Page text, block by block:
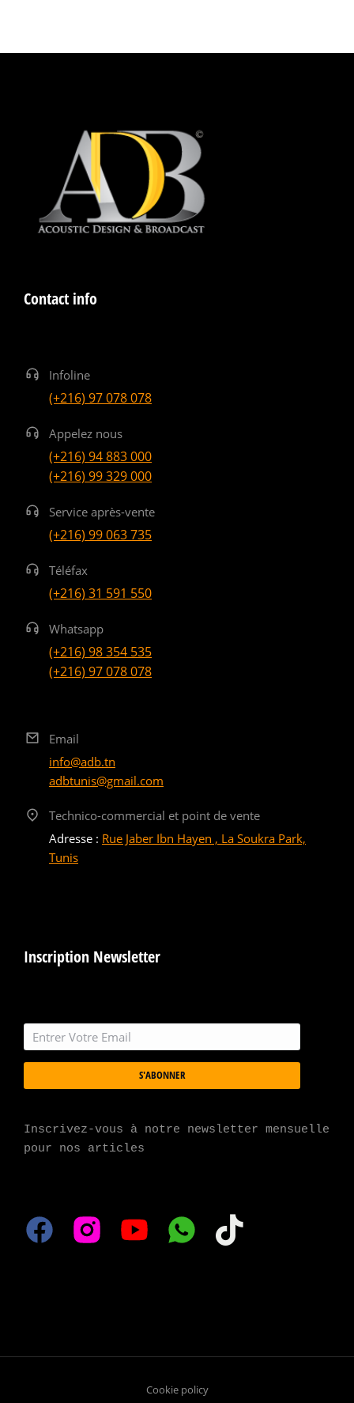
Contact info
Infoline
(+216) 97 078 078
Appelez nous
(+216) 94 883 000
(+216) 99 329 000
Service après-vente
(+216) 99 063 735
Téléfax
(+216) 31 591 550
Whatsapp
(+216) 98 354 535
(+216) 97 078 078
Email
info@adb.tn
adbtunis@gmail.com
Technico-commercial et point de vente
Adresse : Rue Jaber Ibn Hayen , La Soukra Park,
Tunis
Inscription Newsletter
S'ABONNER
Inscrivez-vous à notre newsletter mensuelle
pour nos articles
Cookie policy